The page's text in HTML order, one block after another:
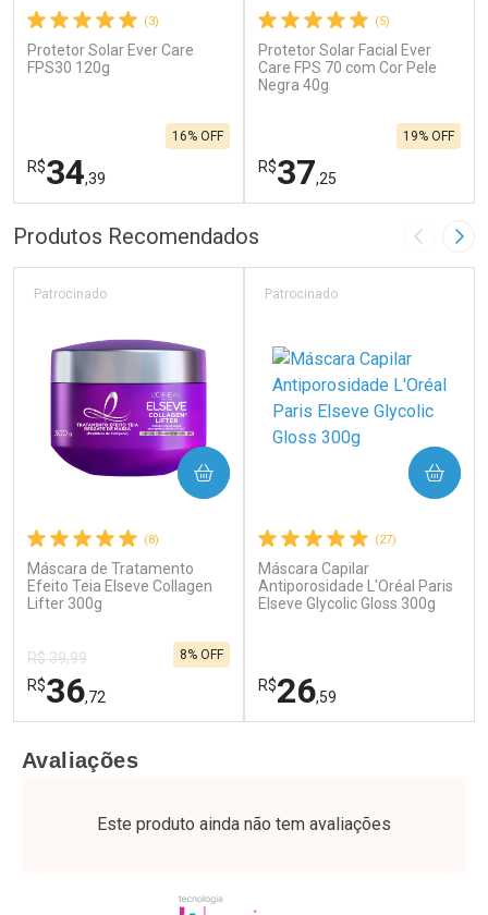
(3)
Protetor Solar Ever Care
FPS30 120g
R$34,39
16% OFF
FECHAR
Laboratório
Ativar Desconto
Por R$ 34,39/cada
FECHAR
Por Menos
Comprar sem Desconto
(5)
Protetor Solar Facial Ever
Care FPS 70 com Cor Pele
Negra 40g
R$37,25
19% OFF
Laboratório
Ativar Desconto
Por Menos
Comprar sem Desconto
Produtos Recomendados Imagem
(8)
Máscara de Tratamento
Efeito Teia Elseve Collagen
Lifter 300g
Patrocinado
R$ 39,99
R$36,72
8% OFF
COMPRAR
Laboratório
Por Menos
(27)
Máscara Capilar
Antiporosidade L'Oréal Paris
Elseve Glycolic Gloss 300g
Patrocinado
R$26,59
COMPRAR
Laboratório
Por Menos
Avaliações
Este produto ainda não tem avaliações